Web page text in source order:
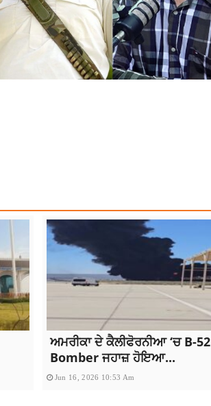
ਅਮਰੀਕਾ ਦੇ ਕੈਲੀਫੋਰਨੀਆ ‘ਚ B-52
Bomber ਜਹਾਜ਼ ਹੋਇਆ...
Jun 16, 2026 10:53 Am